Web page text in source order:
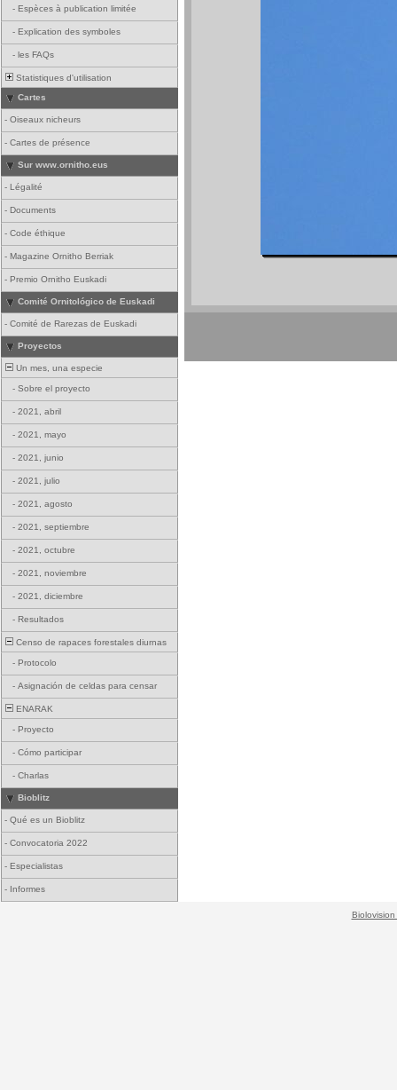
- Espèces à publication limitée
- Explication des symboles
- les FAQs
Statistiques d'utilisation
Cartes
- Oiseaux nicheurs
- Cartes de présence
Sur www.ornitho.eus
- Légalité
- Documents
- Code éthique
- Magazine Ornitho Berriak
- Premio Ornitho Euskadi
Comité Ornitológico de Euskadi
- Comité de Rarezas de Euskadi
Proyectos
Un mes, una especie
- Sobre el proyecto
- 2021, abril
- 2021, mayo
- 2021, junio
- 2021, julio
- 2021, agosto
- 2021, septiembre
- 2021, octubre
- 2021, noviembre
- 2021, diciembre
- Resultados
Censo de rapaces forestales diurnas
- Protocolo
- Asignación de celdas para censar
ENARAK
- Proyecto
- Cómo participar
- Charlas
Bioblitz
- Qué es un Bioblitz
- Convocatoria 2022
- Especialistas
- Informes
Biolovision